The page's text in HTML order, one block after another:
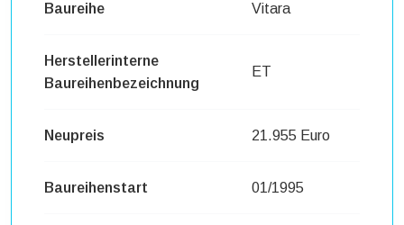
Baureihe Vitara
Herstellerinterne
Baureihenbezeichnung
ET
Neupreis 21.955 Euro
Baureihenstart 01/1995